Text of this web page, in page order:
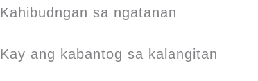
Kahibudngan sa ngatanan
Kay ang kabantog sa kalangitan